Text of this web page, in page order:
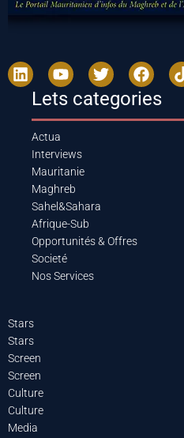
Lets categories
Actua
Interviews
Mauritanie
Maghreb
Sahel&Sahara
Afrique-Sub
Opportunités & Offres
Societé
Nos Services
Stars
Stars
Screen
Screen
Culture
Culture
Media